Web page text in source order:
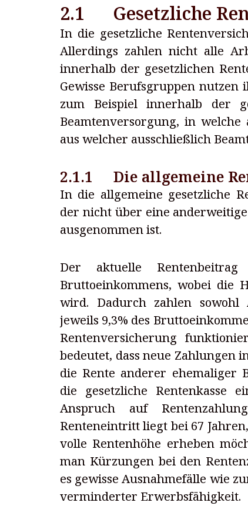
2.1 Gesetzliche
In die gesetzliche
Allerdings zahlen nicht alle
innerhalb der gesetzlichen
Gewisse Berufsgruppen nutzen
zum Beispiel innerhalb der
Beamtenversorgung, in
aus welcher ausschließlich
2.1.1 Die allgemeine
In die allgemeine gesetzliche
der nicht über eine
ausgenommen ist.
Der aktuelle
Bruttoeinkommens, wobei die
wird. Dadurch zahlen sowohl
jeweils 9,3% des
Rentenversicherung
bedeutet, dass neue Zahlungen
die Rente anderer ehemaliger
die gesetzliche Rentenkasse
Anspruch auf
Renteneintritt liegt bei 67
volle Rentenhöhe erheben
man Kürzungen bei den
es gewisse Ausnahmefälle wie
verminderter Erwerbsfähigkeit.